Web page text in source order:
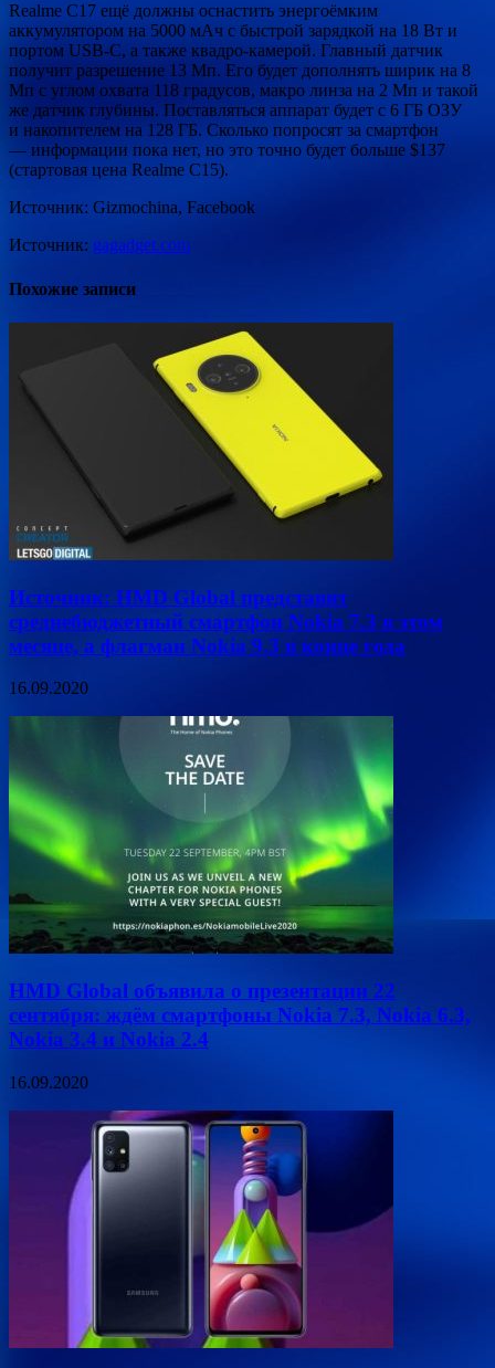
Realme C17 ещё должны оснастить энергоёмким
аккумулятором на 5000 мАч с быстрой зарядкой на 18 Вт и
портом USB-C, а также квадро-камерой. Главный датчик
получит разрешение 13 Мп. Его будет дополнять ширик на 8
Мп с углом охвата 118 градусов, макро линза на 2 Мп и такой
же датчик глубины. Поставляться аппарат будет с 6 ГБ ОЗУ
и накопителем на 128 ГБ. Сколько попросят за смартфон
— информации пока нет, но это точно будет больше $137
(стартовая цена Realme C15).
Источник: Gizmochina, Facebook
Источник: gagadget.com
Похожие записи
Источник: HMD Global представит
среднебюджетный смартфон Nokia 7.3 в этом
месяце, а флагман Nokia 9.3 в конце года
16.09.2020
HMD Global объявила о презентации 22
сентября: ждём смартфоны Nokia 7.3, Nokia 6.3,
Nokia 3.4 и Nokia 2.4
16.09.2020